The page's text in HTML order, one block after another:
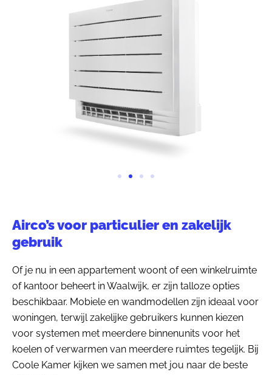
Airco’s voor particulier en zakelijk
gebruik
Of je nu in een appartement woont of een winkelruimte
of kantoor beheert in Waalwijk, er zijn talloze opties
beschikbaar. Mobiele en wandmodellen zijn ideaal voor
woningen, terwijl zakelijke gebruikers kunnen kiezen
voor systemen met meerdere binnenunits voor het
koelen of verwarmen van meerdere ruimtes tegelijk. Bij
Coole Kamer kijken we samen met jou naar de beste